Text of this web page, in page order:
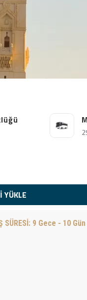
YÜKLE
SÜRESİ: 9 Gece - 10 Gün